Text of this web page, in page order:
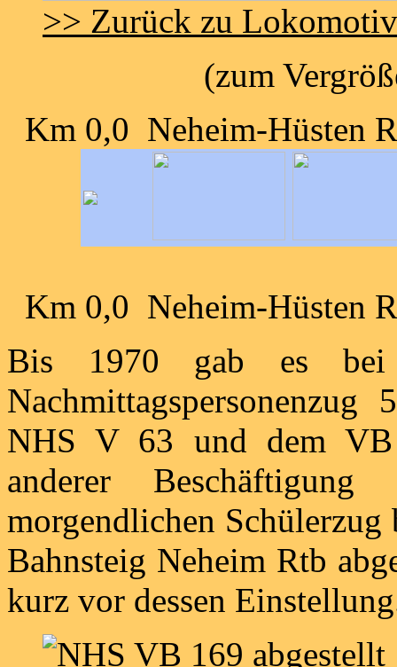
>> Zurück zu
(zum
Km 0,0 Neheim-Hüsten
Km 0,0 Neheim-Hüsten
Bis 1970 gab es bei
NHS V 63 und dem VB
anderer
morgendlichen
Bahnsteig Neheim Rtb
kurz vor dessen